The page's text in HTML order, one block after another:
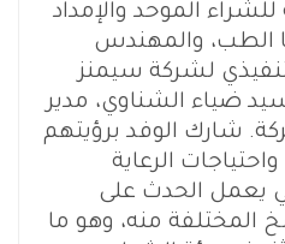
الموحد والإمداد
الطب، والمهندس
لشركة سيمنز
ضياء الشناوي، مدير
شارك الوفد برؤيتهم
الرعاية
يعمل الحدث على
المختلفة منه، وهو ما